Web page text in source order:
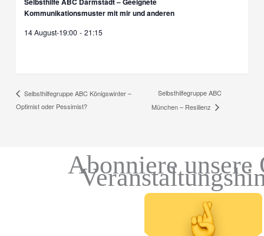
Kommunikationsmuster mit mir und anderen
14 August-19:00 - 21:15
Selbsthilfegruppe ABC Königswinter –
Optimist oder Pessimist?
Selbsthilfegruppe ABC
München – Resilienz
Abonniere unsere